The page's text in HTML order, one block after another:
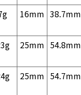
16mm 38.7mm
25mm 54.8mm
25mm 54.7mm